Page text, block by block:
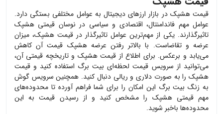
قیمتهشپک در بازار ارزهای دیجیتال به عوامل مختلفی بستگی دارد.
عوامل مهم فاندامنتال، اقتصادی و سیاسی در نوسان قیمتی هشپک
تاثیرگذارند. یکی از مهم‌ترین عوامل تاثیرگذار در قیمت هشپک، میزان
عرضه و تقاضاست. با بالاتر رفتن عرضههشپک قیمت آن کاهش
می‌یابد و برعکس. برای اطلاع از قیمتهشپک و تاریخچه قیمتی آن،
می‌توانید از سرویس قیمت لحظه‌ای بیت برگ استفاده کنید و قیمت
هشپک را به صورت دلاری و ریالی دنبال کنید. همچنین سرویس گوش
به زنگ بیت برگ این امکان را برای شما فراهم آورده تا محدوده‌های
مهم قیمتیهشپک را مشخص کنید و از رسیدن قیمت به این
محدوده‌ها باخبر شوید.